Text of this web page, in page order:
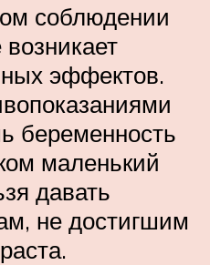
соблюдении
эффектов.
беременность
маленький
давать
не достигшим